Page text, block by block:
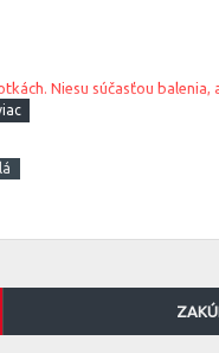
Niesu súčasťou